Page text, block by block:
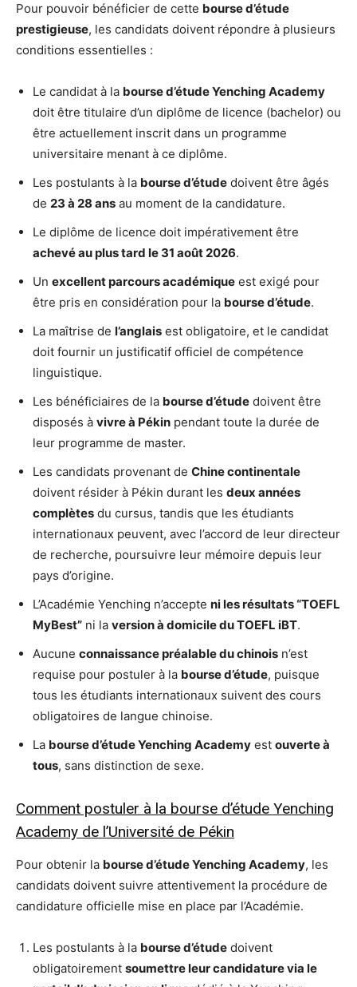
Pour pouvoir bénéficier de cette bourse d’étude
prestigieuse, les candidats doivent répondre à plusieurs
conditions essentielles :
Le candidat à la bourse d’étude Yenching Academy
doit être titulaire d’un diplôme de licence (bachelor) ou
être actuellement inscrit dans un programme
universitaire menant à ce diplôme.
Les postulants à la bourse d’étude doivent être âgés
de 23 à 28 ans au moment de la candidature.
Le diplôme de licence doit impérativement être
achevé au plus tard le 31 août 2026.
Un excellent parcours académique est exigé pour
être pris en considération pour la bourse d’étude.
La maîtrise de l’anglais est obligatoire, et le candidat
doit fournir un justificatif officiel de compétence
linguistique.
Les bénéficiaires de la bourse d’étude doivent être
disposés à vivre à Pékin pendant toute la durée de
leur programme de master.
Les candidats provenant de Chine continentale
doivent résider à Pékin durant les deux années
complètes du cursus, tandis que les étudiants
internationaux peuvent, avec l’accord de leur directeur
de recherche, poursuivre leur mémoire depuis leur
pays d’origine.
L’Académie Yenching n’accepte ni les résultats “TOEFL
MyBest” ni la version à domicile du TOEFL iBT.
Aucune connaissance préalable du chinois n’est
requise pour postuler à la bourse d’étude, puisque
tous les étudiants internationaux suivent des cours
obligatoires de langue chinoise.
La bourse d’étude Yenching Academy est ouverte à
tous, sans distinction de sexe.
Comment postuler à la bourse d’étude Yenching
Academy de l’Université de Pékin
Pour obtenir la bourse d’étude Yenching Academy, les
candidats doivent suivre attentivement la procédure de
candidature officielle mise en place par l’Académie.
Les postulants à la bourse d’étude doivent
obligatoirement soumettre leur candidature via le